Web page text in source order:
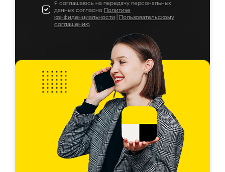
Я соглашаюсь на передачу персональных
данных согласно Политике
конфиденциальности
Пользовательскому
соглашению